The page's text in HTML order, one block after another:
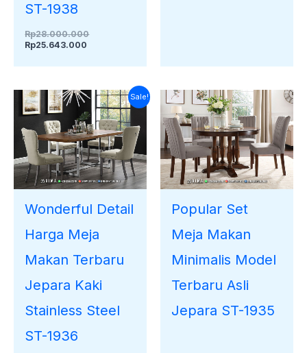
ST-1938
Rp28.000.000
Rp25.643.000
Sale!
Wonderful Detail
Harga Meja
Makan Terbaru
Jepara Kaki
Stainless Steel
ST-1936
Harga
aslinya
adalah:
Rp28.000.000.
Harga
saat
ini
adalah:
Rp26.545.000.
Popular Set
Meja Makan
Minimalis Model
Terbaru Asli
Jepara ST-1935